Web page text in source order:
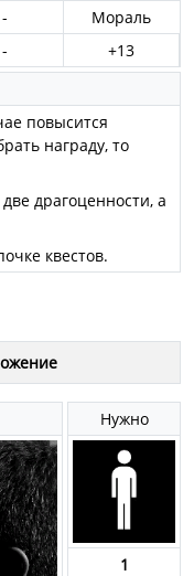
-
Мораль
-
+13
повысится
награду, то
драгоценности, а
квестов.
Нужно
1